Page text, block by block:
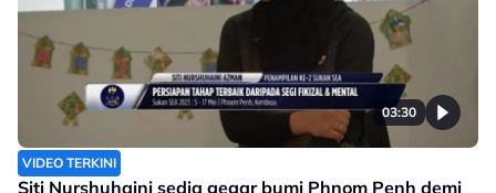
03:30
VIDEO TERKINI
Siti Nurshuhaini sedia gegar bumi Phnom Penh demi